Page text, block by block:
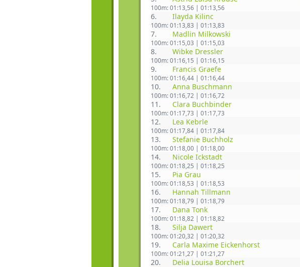
100m: 01:13,56 | 01:13,56
6. Ilayda Kilinc
100m: 01:13,83 | 01:13,83
7. Madlin Milkowski
100m: 01:15,03 | 01:15,03
8. Wibke Dressler
100m: 01:16,15 | 01:16,15
9. Francis Graefe
100m: 01:16,44 | 01:16,44
10. Anna Buschmann
100m: 01:16,72 | 01:16,72
11. Clara Buchbinder
100m: 01:17,73 | 01:17,73
12. Lea Kebrle
100m: 01:17,84 | 01:17,84
13. Stefanie Buchholz
100m: 01:18,00 | 01:18,00
14. Nicole Ickstadt
100m: 01:18,25 | 01:18,25
15. Pia Grau
100m: 01:18,53 | 01:18,53
16. Hannah Tillmann
100m: 01:18,79 | 01:18,79
17. Dana Tonk
100m: 01:18,82 | 01:18,82
18. Silja Dawert
100m: 01:20,32 | 01:20,32
19. Carla Maxime Eickenhorst
100m: 01:21,27 | 01:21,27
20. Delia Louisa Borchert